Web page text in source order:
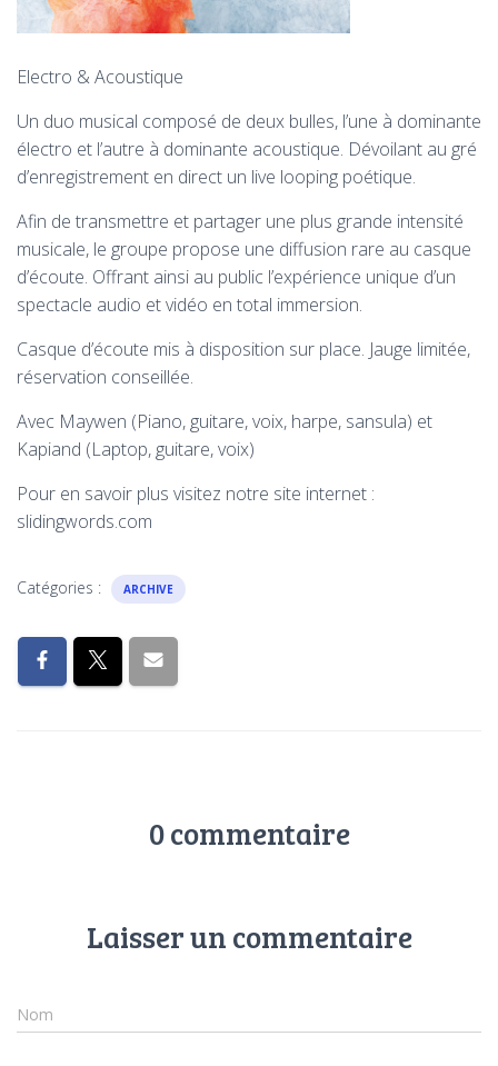
Electro & Acoustique
Un duo musical composé de deux bulles, l’une à dominante
électro et l’autre à dominante acoustique. Dévoilant au gré
d’enregistrement en direct un live looping poétique.
Afin de transmettre et partager une plus grande intensité
musicale, le groupe propose une diffusion rare au casque
d’écoute. Offrant ainsi au public l’expérience unique d’un
spectacle audio et vidéo en total immersion.
Casque d’écoute mis à disposition sur place. Jauge limitée,
réservation conseillée.
Avec Maywen (Piano, guitare, voix, harpe, sansula) et
Kapiand (Laptop, guitare, voix)
Pour en savoir plus visitez notre site internet :
slidingwords.com
Catégories : ARCHIVE
0 commentaire
Laisser un commentaire
Nom